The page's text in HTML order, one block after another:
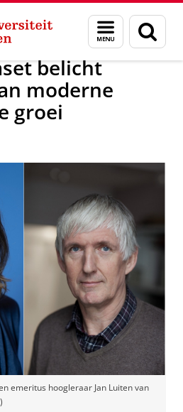
Menu
en
zoeken
News / FEB
belicht
moderne
groei
emeritus hoogleraar Jan Luiten van